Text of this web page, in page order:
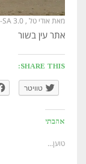
מאת אודי טל , CC BY-SA 3.0
אתר עין בשור
SHARE THIS:
טוויטר
אהבתי
טוען...